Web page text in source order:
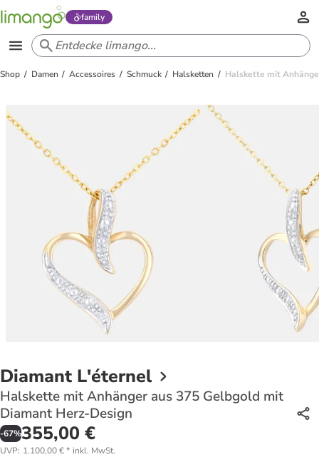
family
Shop Damen Accessoires Schmuck Halsketten Halskette mit
Diamant L'éternel
Halskette mit Anhänger aus 375 Gelbgold mit
Diamant Herz-Design
-67%355,00 €
UVP: 1.100,00 €* inkl. MwSt.